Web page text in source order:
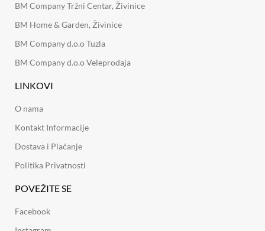
BM Company Tržni Centar, Živinice
BM Home & Garden, Živinice
BM Company d.o.o Tuzla
BM Company d.o.o Veleprodaja
LINKOVI
O nama
Kontakt Informacije
Dostava i Plaćanje
Politika Privatnosti
POVEŽITE SE
Facebook